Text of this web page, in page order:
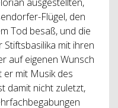
Flügel, den
Tod besaß, und die
mit ihren
auf eigenen Wunsch
er mit Musik des
damit nicht zuletzt,